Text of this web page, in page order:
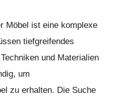
Möbel ist eine komplexe
tiefgreifendes
und Materialien
um
zu erhalten. Die Suche